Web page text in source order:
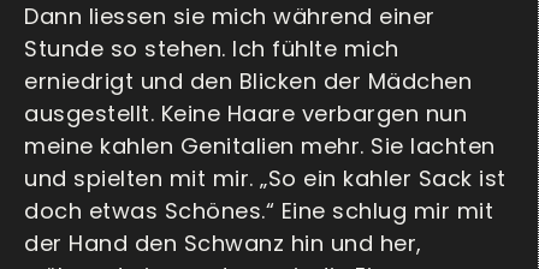
Dann liessen sie mich während einer
Stunde so stehen. Ich fühlte mich
erniedrigt und den Blicken der Mädchen
ausgestellt. Keine Haare verbargen nun
meine kahlen Genitalien mehr. Sie lachten
und spielten mit mir. „So ein kahler Sack ist
doch etwas Schönes.“ Eine schlug mir mit
der Hand den Schwanz hin und her,